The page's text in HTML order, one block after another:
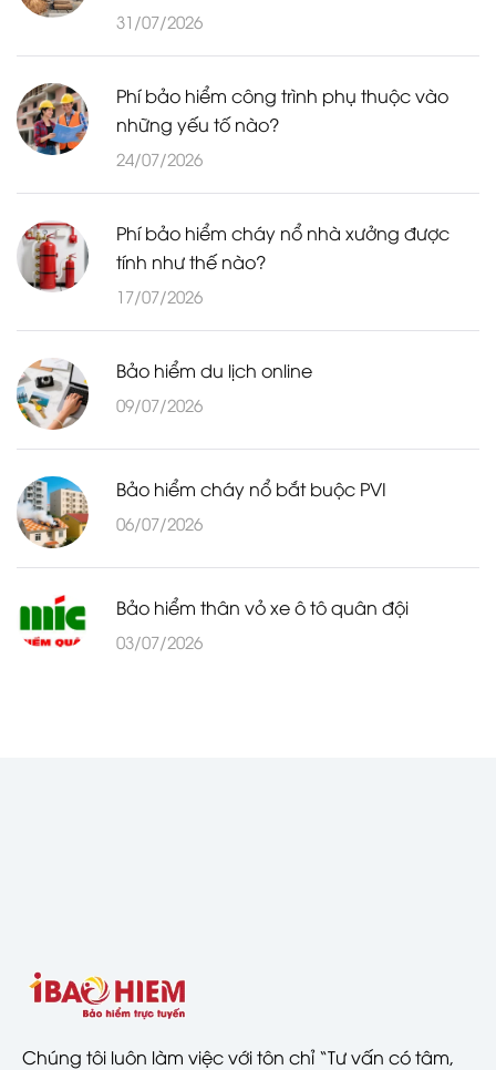
31/07/2026
Phí bảo hiểm công trình phụ thuộc vào
những yếu tố nào?
24/07/2026
Phí bảo hiểm cháy nổ nhà xưởng được
tính như thế nào?
17/07/2026
Bảo hiểm du lịch online
09/07/2026
Bảo hiểm cháy nổ bắt buộc PVI
06/07/2026
Bảo hiểm thân vỏ xe ô tô quân đội
03/07/2026
Chúng tôi luôn làm việc với tôn chỉ “Tư vấn có tâm,